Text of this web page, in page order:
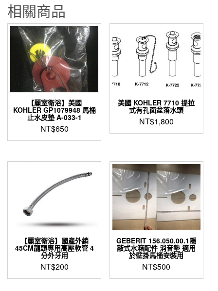
相關商品
【麗室衛浴】美國
KOHLER GP1079948 馬桶
止水皮墊 A-033-1
NT$650
美國 KOHLER 7710 提拉
式有孔面盆落水頭
NT$1,800
【麗室衛浴】國產外銷
45CM龍頭專用高壓軟管 4
分外牙用
NT$200
GEBERIT 156.050.00.1隱
蔽式水箱配件 消音墊 適用
於壁掛馬桶安裝用
NT$500